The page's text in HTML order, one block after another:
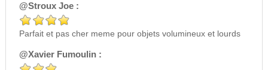
@Stroux Joe :
Parfait et pas cher meme pour objets volumineux et lourds
@Xavier Fumoulin :